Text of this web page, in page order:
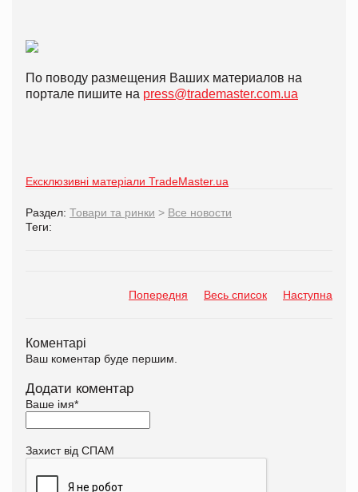
По поводу размещения Ваших материалов на
портале пишите на press@trademaster.com.ua
Ексклюзивні матеріали TradeMaster.ua
Раздел: Товари та ринки > Все новости
Теги:
Попередня Весь список Наступна
Коментарі
Ваш коментар буде першим.
Додати коментар
Ваше імя*
Захист від СПАМ